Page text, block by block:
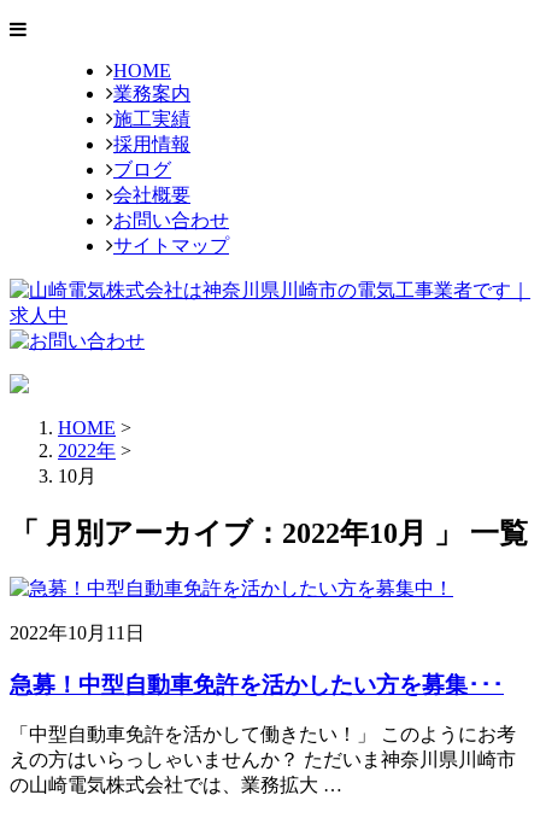
HOME
業務案内
施工実績
採用情報
ブログ
会社概要
お問い合わせ
サイトマップ
HOME >
2022年 >
10月
「 月別アーカイブ：2022年10月 」 一覧
2022年10月11日
急募！中型自動車免許を活かしたい方を募集･･･
「中型自動車免許を活かして働きたい！」 このようにお考
えの方はいらっしゃいませんか？ ただいま神奈川県川崎市
の山崎電気株式会社では、業務拡大 …